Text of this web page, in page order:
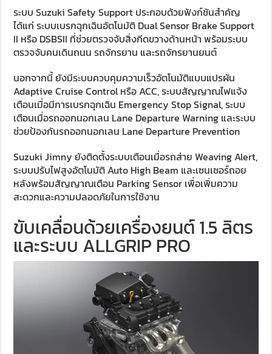
ระบบ Suzuki Safety Support ประกอบด้วยฟังก์ชันสำคัญ
ได้แก่ ระบบเบรกฉุกเฉินอัตโนมัติ Dual Sensor Brake Support
II หรือ DSBSII ที่ช่วยตรวจจับสิ่งกีดขวางด้านหน้า พร้อมระบบ
ตรวจจับคนเดินถนน รถจักรยาน และรถจักรยานยนต์
นอกจากนี้ ยังมีระบบควบคุมความเร็วอัตโนมัติแบบแปรผัน
Adaptive Cruise Control หรือ ACC, ระบบสัญญาณไฟแจ้ง
เตือนเมื่อมีการเบรกฉุกเฉิน Emergency Stop Signal, ระบบ
เตือนเมื่อรถออกนอกเลน Lane Departure Warning และระบบ
ช่วยป้องกันรถออกนอกเลน Lane Departure Prevention
Suzuki Jimny ยังติดตั้งระบบเตือนเมื่อรถส่าย Weaving Alert,
ระบบปรับไฟสูงอัตโนมัติ Auto High Beam และเซนเซอร์ถอย
หลังพร้อมสัญญาณเตือน Parking Sensor เพื่อเพิ่มความ
สะดวกและความปลอดภัยในการใช้งาน
ขับเคลื่อนด้วยเครื่องยนต์ 1.5 ลิตร
และระบบ ALLGRIP PRO